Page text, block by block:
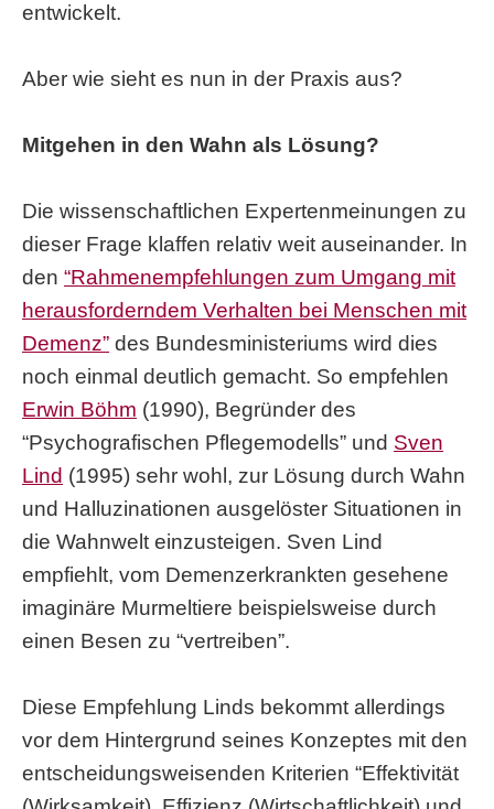
entwickelt.
Aber wie sieht es nun in der Praxis aus?
Mitgehen in den Wahn als Lösung?
Die wissenschaftlichen Expertenmeinungen zu
dieser Frage klaffen relativ weit auseinander. In
den “Rahmenempfehlungen zum Umgang mit
herausforderndem Verhalten bei Menschen mit
Demenz” des Bundesministeriums wird dies
noch einmal deutlich gemacht. So empfehlen
Erwin Böhm (1990), Begründer des
“Psychografischen Pflegemodells” und Sven
Lind (1995) sehr wohl, zur Lösung durch Wahn
und Halluzinationen ausgelöster Situationen in
die Wahnwelt einzusteigen. Sven Lind
empfiehlt, vom Demenzerkrankten gesehene
imaginäre Murmeltiere beispielsweise durch
einen Besen zu “vertreiben”.
Diese Empfehlung Linds bekommt allerdings
vor dem Hintergrund seines Konzeptes mit den
entscheidungsweisenden Kriterien “Effektivität